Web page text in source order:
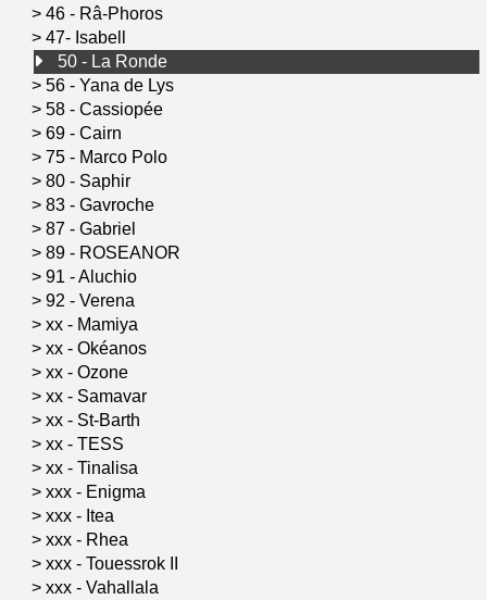
> 46 - Râ-Phoros
> 47- Isabell
50 - La Ronde
> 56 - Yana de Lys
> 58 - Cassiopée
> 69 - Cairn
> 75 - Marco Polo
> 80 - Saphir
> 83 - Gavroche
> 87 - Gabriel
> 89 - ROSEANOR
> 91 - Aluchio
> 92 - Verena
> xx - Mamiya
> xx - Okéanos
> xx - Ozone
> xx - Samavar
> xx - St-Barth
> xx - TESS
> xx - Tinalisa
> xxx - Enigma
> xxx - Itea
> xxx - Rhea
> xxx - Touessrok II
> xxx - Vahallala